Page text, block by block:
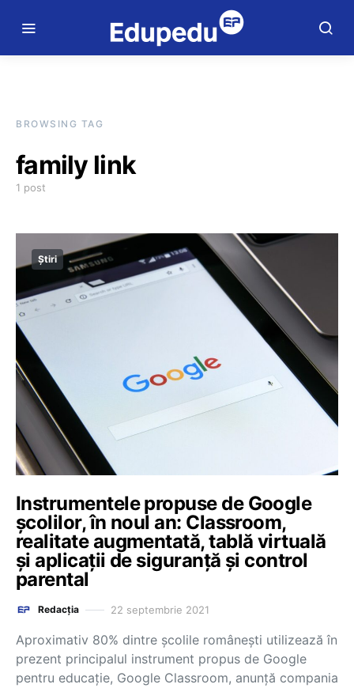
BROWSING TAG
family link
1 post
Știri
Instrumentele propuse de Google
școlilor, în noul an: Classroom,
realitate augmentată, tablă virtuală
și aplicații de siguranță și control
parental
Redacția 22 septembrie 2021
Aproximativ 80% dintre școlile românești utilizează în
prezent principalul instrument propus de Google
pentru educație, Google Classroom, anunță compania